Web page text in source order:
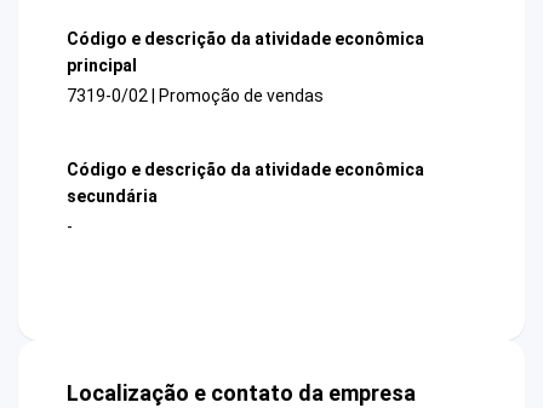
Código e descrição da atividade econômica
principal
7319-0/02 | Promoção de vendas
Código e descrição da atividade econômica
secundária
-
Localização e contato da empresa